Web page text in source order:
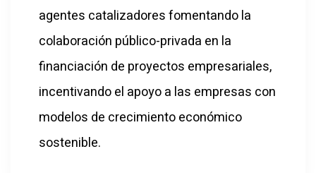
agentes catalizadores fomentando la
colaboración público-privada en la
financiación de proyectos empresariales,
incentivando el apoyo a las empresas con
modelos de crecimiento económico
sostenible.